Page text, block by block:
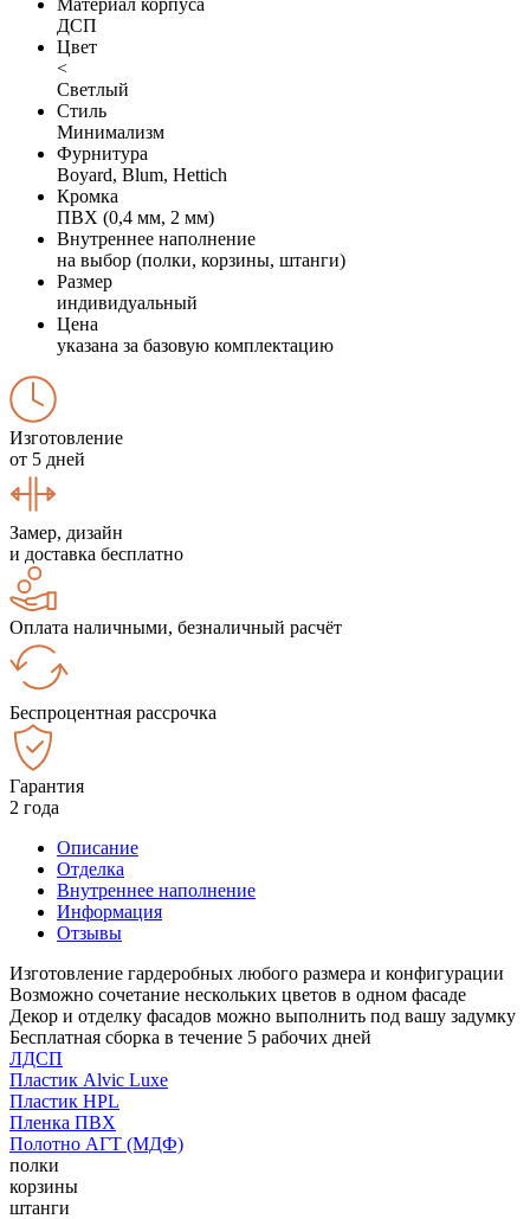
ДСП
Цвет
<
Светлый
Стиль
Минимализм
Фурнитура
Boyard, Blum, Hettich
Кромка
ПВХ (0,4 мм, 2 мм)
Внутреннее наполнение
на выбор (полки, корзины, штанги)
Размер
индивидуальный
Цена
указана за базовую комплектацию
Изготовление
от 5 дней
Замер, дизайн
и доставка бесплатно
Оплата наличными, безналичный расчёт
Беспроцентная рассрочка
Гарантия
2 года
Описание
Отделка
Внутреннее наполнение
Информация
Отзывы
Изготовление гардеробных любого размера и конфигурации
Возможно сочетание нескольких цветов в одном фасаде
Декор и отделку фасадов можно выполнить под вашу задумку
Бесплатная сборка в течение 5 рабочих дней
ЛДСП
Пластик Alvic Luxe
Пластик HPL
Пленка ПВХ
Полотно АГТ (МДФ)
полки
корзины
штанги